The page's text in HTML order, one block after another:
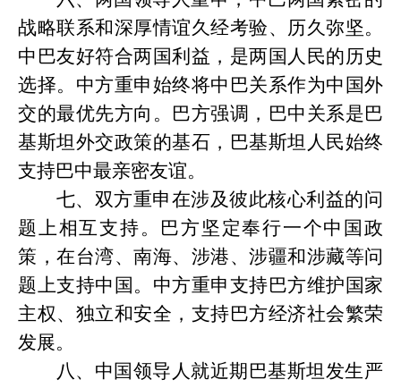
战略联系和深厚情谊久经考验、历久弥坚。
中巴友好符合两国利益，是两国人民的历史
选择。中方重申始终将中巴关系作为中国外
交的最优先方向。巴方强调，巴中关系是巴
基斯坦外交政策的基石，巴基斯坦人民始终
支持巴中最亲密友谊。
七、双方重申在涉及彼此核心利益的问
题上相互支持。巴方坚定奉行一个中国政
策，在台湾、南海、涉港、涉疆和涉藏等问
题上支持中国。中方重申支持巴方维护国家
主权、独立和安全，支持巴方经济社会繁荣
发展。
八、中国领导人就近期巴基斯坦发生严